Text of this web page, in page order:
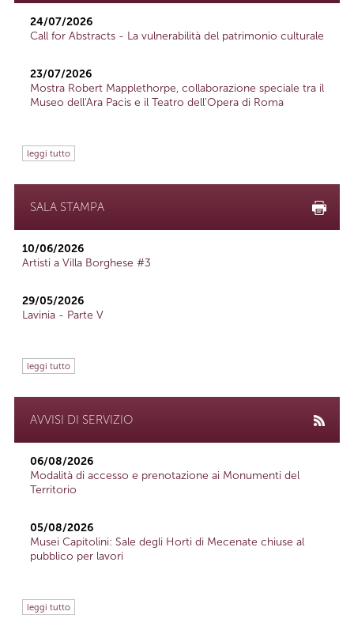
24/07/2026
Call for Abstracts - La vulnerabilità del patrimonio culturale
23/07/2026
Mostra Robert Mapplethorpe, collaborazione speciale tra il
Museo dell'Ara Pacis e il Teatro dell'Opera di Roma
leggi tutto
SALA STAMPA
10/06/2026
Artisti a Villa Borghese #3
29/05/2026
Lavinia - Parte V
leggi tutto
AVVISI DI SERVIZIO
06/08/2026
Modalità di accesso e prenotazione ai Monumenti del
Territorio
05/08/2026
Musei Capitolini: Sale degli Horti di Mecenate chiuse al
pubblico per lavori
leggi tutto